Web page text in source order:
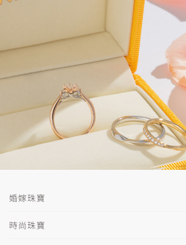
婚嫁珠寶
時尚珠寶